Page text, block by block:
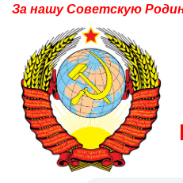
За нашу Советскую